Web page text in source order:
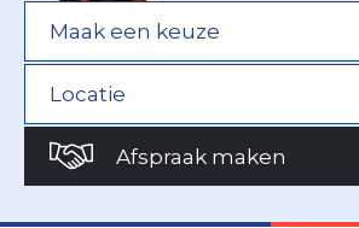
Afspraak maken